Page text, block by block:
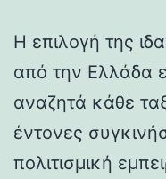
Η επιλογή της
από την Ελλάδα
αναζητά κάθε
έντονες
πολιτισμική